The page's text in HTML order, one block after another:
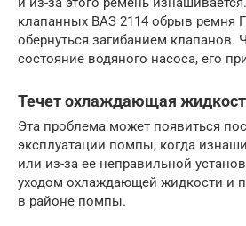
клапанных ВАЗ 2114 обрыв ремня
обернуться загибанием клапанов.
состояние водяного насоса, его
Течет охлаждающая
Эта проблема может появиться
эксплуатации помпы, когда
или из-за ее неправильной
уходом охлаждающей жидкости и
в районе помпы.